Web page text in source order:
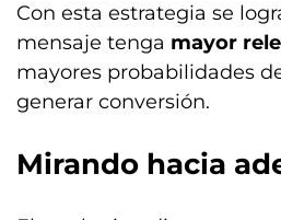
Con esta estrategia se
mensaje tenga mayor
mayores probabilidades
generar conversión.
Mirando hacia